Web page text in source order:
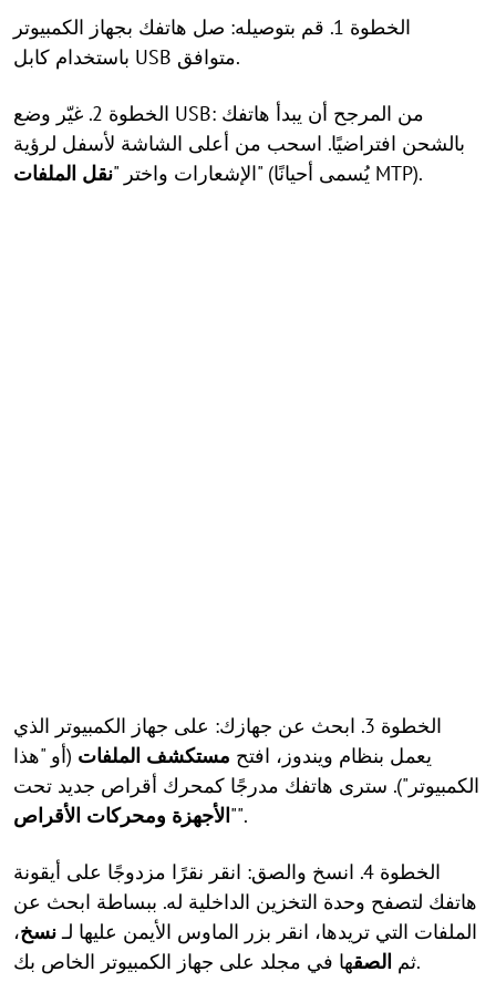
الخطوة 1. قم بتوصيله: صل هاتفك بجهاز الكمبيوتر
باستخدام كابل USB متوافق.
الخطوة 2. غيّر وضع USB: من المرجح أن يبدأ هاتفك
بالشحن افتراضيًا. اسحب من أعلى الشاشة لأسفل لرؤية
الإشعارات واختر "نقل الملفات " (يُسمى أحيانًا MTP).
الخطوة 3. ابحث عن جهازك: على جهاز الكمبيوتر الذي
يعمل بنظام ويندوز، افتح مستكشف الملفات (أو "هذا
الكمبيوتر"). سترى هاتفك مدرجًا كمحرك أقراص جديد تحت
"الأجهزة ومحركات الأقراص ".
الخطوة 4. انسخ والصق: انقر نقرًا مزدوجًا على أيقونة
هاتفك لتصفح وحدة التخزين الداخلية له. ببساطة ابحث عن
الملفات التي تريدها، انقر بزر الماوس الأيمن عليها لـنسخ،
ثم الصق ها في مجلد على جهاز الكمبيوتر الخاص بك.